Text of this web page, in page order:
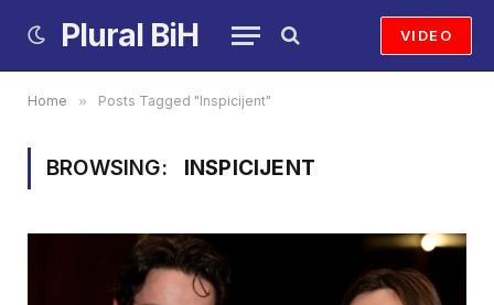
Plural BiH VIDEO
Home » Posts Tagged "Inspicijent"
BROWSING: INSPICIJENT